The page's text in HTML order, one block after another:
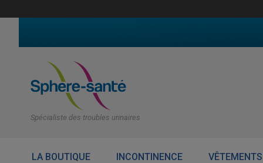
Spécialiste des troubles urinaires
LA BOUTIQUE INCONTINENCE VÊTEMENTS